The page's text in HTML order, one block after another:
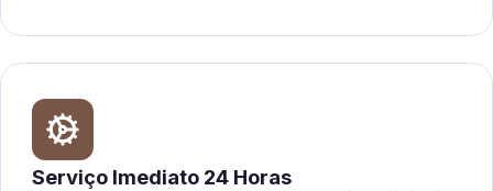
Serviço Imediato 24 Horas